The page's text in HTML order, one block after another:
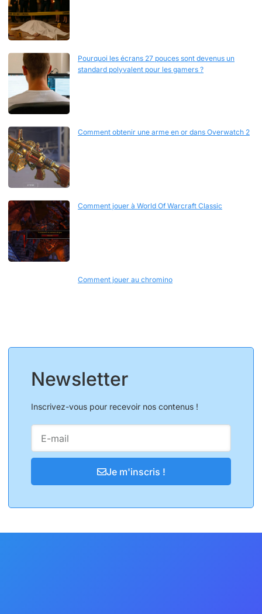
Pourquoi les écrans 27 pouces sont devenus un
standard polyvalent pour les gamers ?
Comment obtenir une arme en or dans Overwatch 2
Comment jouer à World Of Warcraft Classic
Comment jouer au chromino
Newsletter
Inscrivez-vous pour recevoir nos contenus !
Je m'inscris !